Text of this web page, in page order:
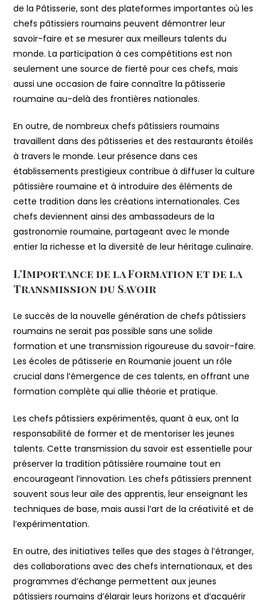
de la Pâtisserie, sont des plateformes importantes où les
chefs pâtissiers roumains peuvent démontrer leur
savoir-faire et se mesurer aux meilleurs talents du
monde. La participation à ces compétitions est non
seulement une source de fierté pour ces chefs, mais
aussi une occasion de faire connaître la pâtisserie
roumaine au-delà des frontières nationales.
En outre, de nombreux chefs pâtissiers roumains
travaillent dans des pâtisseries et des restaurants étoilés
à travers le monde. Leur présence dans ces
établissements prestigieux contribue à diffuser la culture
pâtissière roumaine et à introduire des éléments de
cette tradition dans les créations internationales. Ces
chefs deviennent ainsi des ambassadeurs de la
gastronomie roumaine, partageant avec le monde
entier la richesse et la diversité de leur héritage culinaire.
L’Importance de la Formation et de la
Transmission du Savoir
Le succès de la nouvelle génération de chefs pâtissiers
roumains ne serait pas possible sans une solide
formation et une transmission rigoureuse du savoir-faire.
Les écoles de pâtisserie en Roumanie jouent un rôle
crucial dans l’émergence de ces talents, en offrant une
formation complète qui allie théorie et pratique.
Les chefs pâtissiers expérimentés, quant à eux, ont la
responsabilité de former et de mentoriser les jeunes
talents. Cette transmission du savoir est essentielle pour
préserver la tradition pâtissière roumaine tout en
encourageant l’innovation. Les chefs pâtissiers prennent
souvent sous leur aile des apprentis, leur enseignant les
techniques de base, mais aussi l’art de la créativité et de
l’expérimentation.
En outre, des initiatives telles que des stages à l’étranger,
des collaborations avec des chefs internationaux, et des
programmes d’échange permettent aux jeunes
pâtissiers roumains d’élargir leurs horizons et d’acquérir